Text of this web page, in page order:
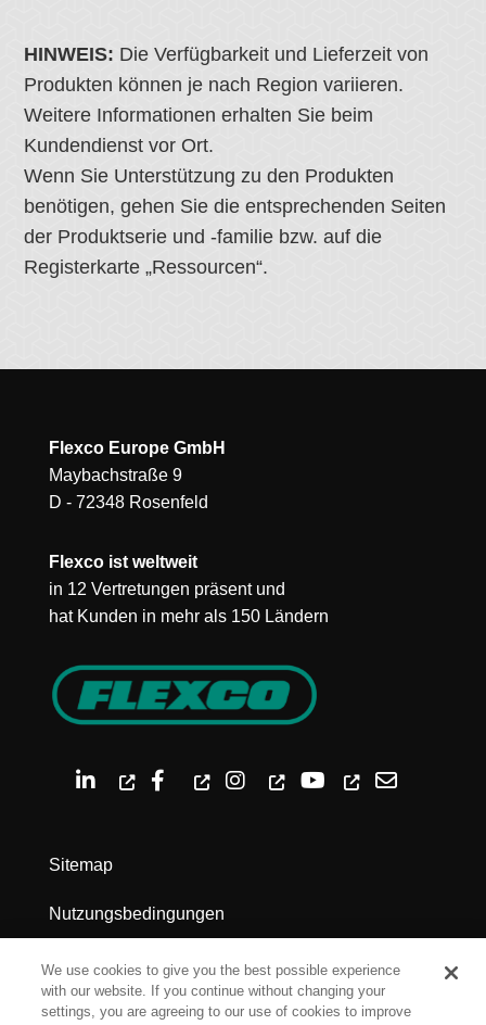
HINWEIS: Die Verfügbarkeit und Lieferzeit von
Produkten können je nach Region variieren.
Weitere Informationen erhalten Sie beim
Kundendienst vor Ort.
Wenn Sie Unterstützung zu den Produkten
benötigen, gehen Sie die entsprechenden Seiten
der Produktserie und -familie bzw. auf die
Registerkarte „Ressourcen“.
Flexco Europe GmbH
Maybachstraße 9
D - 72348 Rosenfeld
Flexco ist weltweit
in 12 Vertretungen präsent und
hat Kunden in mehr als 150 Ländern
Sitemap
Nutzungsbedingungen
Datenschutz
Impressum
We use cookies to give you the best possible experience
with our website. If you continue without changing your
settings, you are agreeing to our use of cookies to improve